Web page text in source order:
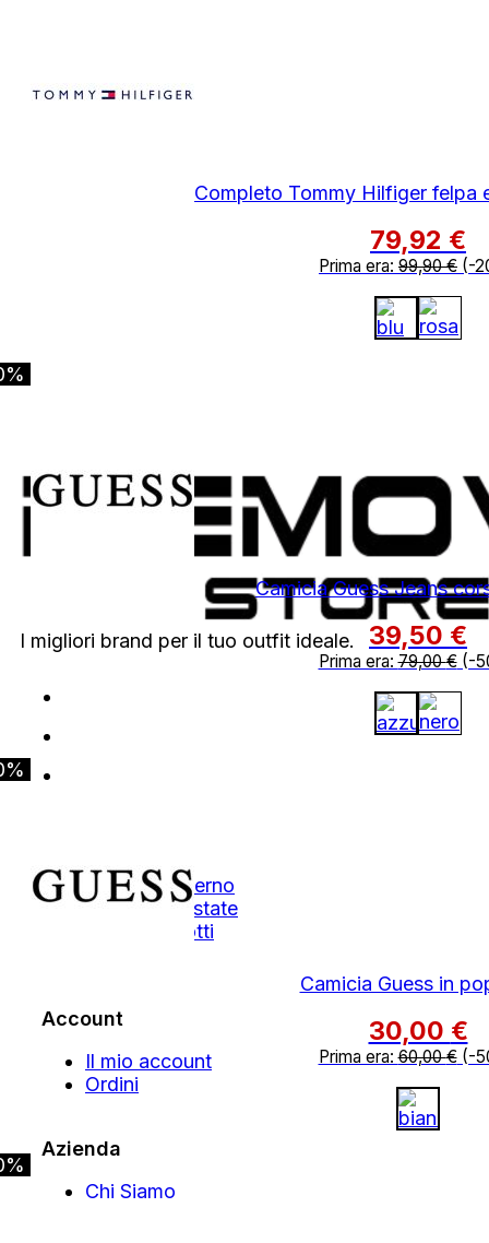
Completo Tommy Hilfiger felpa
79,92 €
Prima era: 99,90€ (-
Camicia Guess Jeans
39,50 €
Prima era:79,00€(-
Camicia Guess in
30,00 €
Prima era:60,00€(-
I migliori brand per il tuo outfit ideale.
Autunno Inverno
Primavera Estate
Tutti i Prodotti
Account
Il mio account
Ordini
Azienda
Chi Siamo